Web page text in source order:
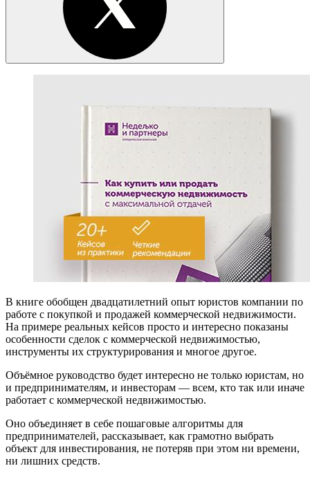
В книге обобщен двадцатилетний опыт юристов компании по
работе с покупкой и продажей коммерческой недвижимости.
На примере реальных кейсов просто и интересно показаны
особенности сделок с коммерческой недвижимостью,
инструменты их структурирования и многое другое.
Объёмное руководство будет интересно не только юристам, но
и предпринимателям, и инвесторам — всем, кто так или иначе
работает с коммерческой недвижимостью.
Оно объединяет в себе пошаговые алгоритмы для
предпринимателей, рассказывает, как грамотно выбрать
объект для инвестирования, не потеряв при этом ни времени,
ни лишних средств.